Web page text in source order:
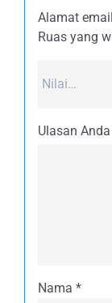
Alamat
Ruas yang
Ulasan Anda
Nama *